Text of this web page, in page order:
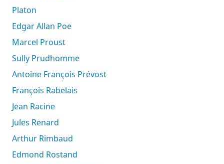
Platon
Edgar Allan Poe
Marcel Proust
Sully Prudhomme
Antoine François Prévost
François Rabelais
Jean Racine
Jules Renard
Arthur Rimbaud
Edmond Rostand